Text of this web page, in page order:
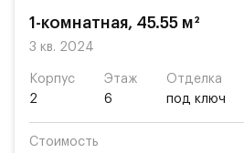
1-комнатная, 45.55 м²
3 кв. 2024
Корпус
2
Этаж
6
Отделка
под ключ
Стоимость